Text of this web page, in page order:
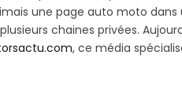
une page auto moto
chaines privées.
, ce média